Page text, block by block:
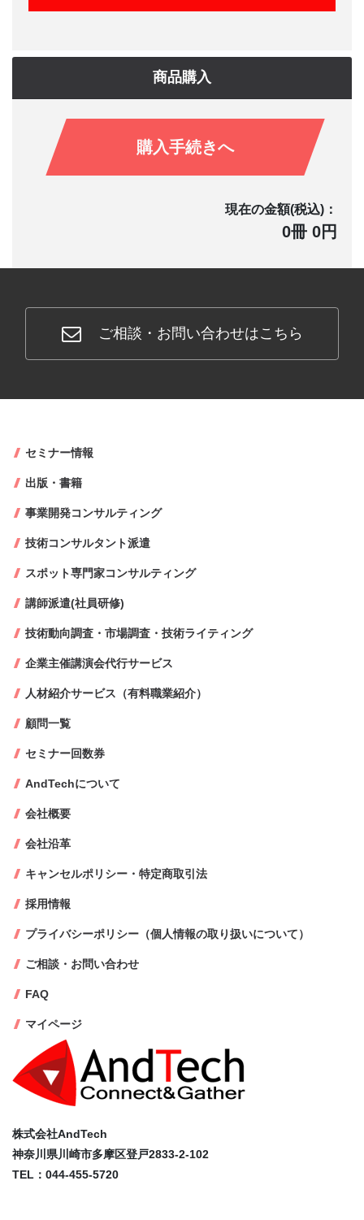
商品購入
購入手続きへ
現在の金額(税込)：
0冊 0円
ご相談・お問い合わせはこちら
株式会社AndTech
神奈川県川崎市多摩区登戸2833-2-102
TEL：044-455-5720
セミナー情報
出版・書籍
事業開発コンサルティング
技術コンサルタント派遣
スポット専門家コンサルティング
講師派遣(社員研修)
技術動向調査・市場調査・技術ライティング
企業主催講演会代行サービス
人材紹介サービス（有料職業紹介）
顧問一覧
セミナー回数券
AndTechについて
会社概要
会社沿革
キャンセルポリシー・特定商取引法
採用情報
プライバシーポリシー（個人情報の取り扱いについて）
ご相談・お問い合わせ
FAQ
マイページ